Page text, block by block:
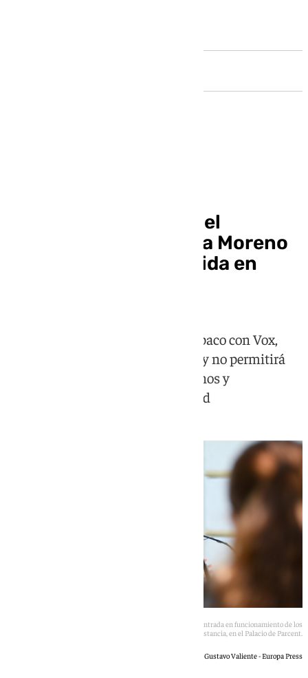
Bolaños, crítico ante el
«teatrillo» de Juanma Moreno
en su investidura fallida en
Además, en relación a su posible paco con Vox,
advierte que el Gobierno «parará» y no permitirá
vulneraciones de derechos humanos y
fundamentales en esta comunidad
Félix Bolaños, durante el balance del primer año de la entrada en funcionamiento de los
Tribunales de Instancia, en el Palacio de Parcent.
Gustavo Valiente - Europa Press